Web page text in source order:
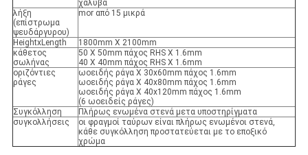
Αφήστε ένα μήνυμα
We bellen je snel terug!
χάλυβα
λήξη
(επίστρωμα
ψευδάργυρου)
mor από 15 μικρά
HeightxLength
1800mm X 2100mm
κάθετος
σωλήνας
50 X 50mm πάχος RHS Χ 1.6mm
40 X 40mm πάχος RHS Χ 1.6mm
οριζόντιες
ράγες
ωοειδής ράγα Χ 30x60mm πάχος 1.6mm
ωοειδής ράγα Χ 40x80mm πάχος 1.6mm
ωοειδής ράγα Χ 40x120mm πάχος 1.6mm
(6 ωοειδείς ράγες)
Συγκόλληση
Πλήρως ενωμένα στενά μετα υποστηρίγματα
συγκολλήσεις
οι φραγμοί ταύρων είναι πλήρως ενωμένοι στενά,
κάθε συγκόλληση προστατεύεται με το εποξικό
χρώμα